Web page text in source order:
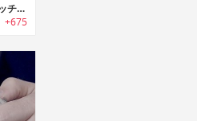
Confetti High-Fives｜ハイタッチすると紙吹雪を飛ばすパーティグッズ「コンフェティハイファイブ」
+675